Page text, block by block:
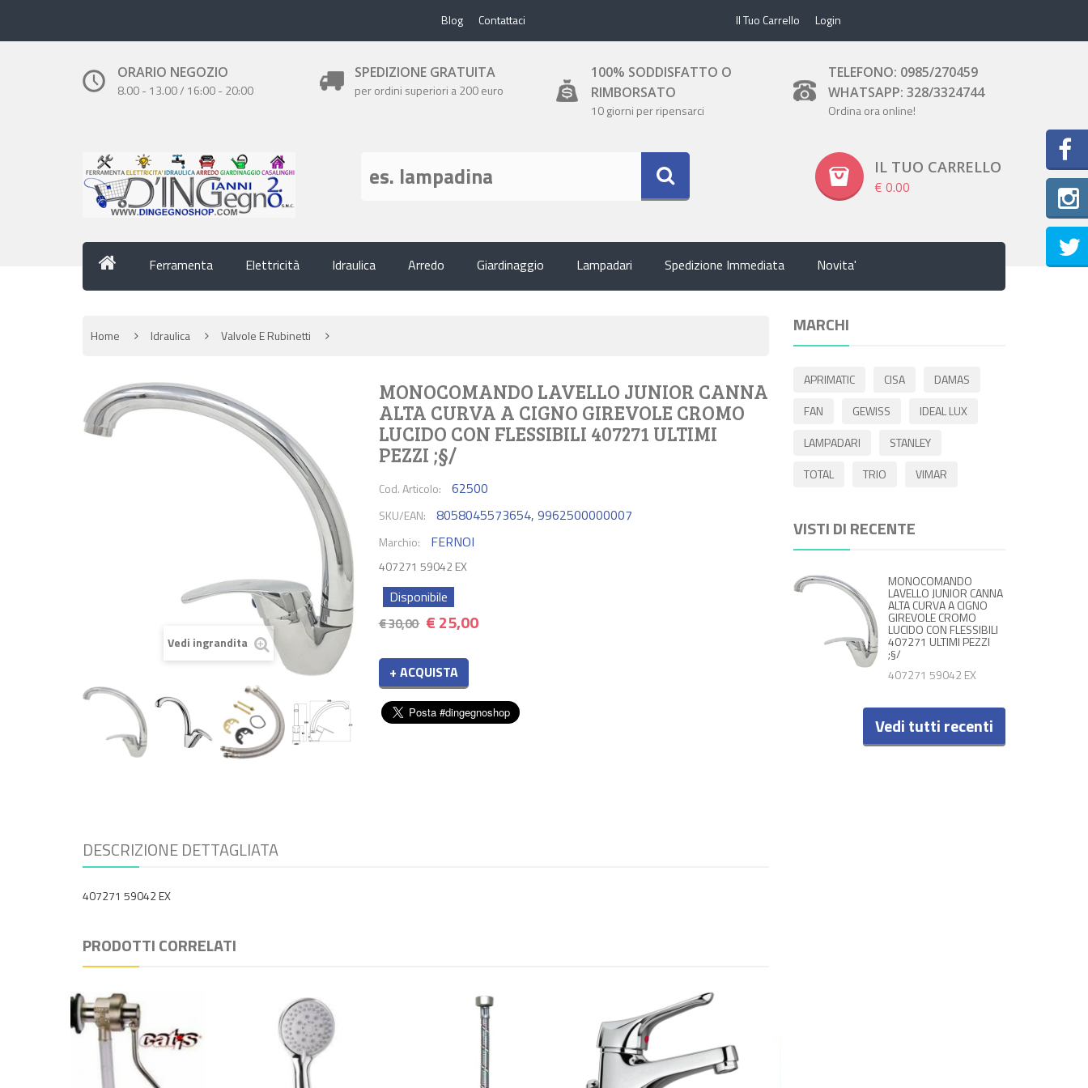
Blog Contattaci Il Tuo Carrello Login
ORARIO NEGOZIO
8.00 - 13.00 / 16:00 - 20:00
SPEDIZIONE GRATUITA
per ordini superiori a 200 euro
100% SODDISFATTO O
RIMBORSATO
10 giorni per ripensarci
TELEFONO: 0985/270459
WHATSAPP: 328/3324744
Ordina ora online!
IL TUO CARRELLO
€ 0.00
Ferramenta Elettricità Idraulica Arredo Giardinaggio Lampadari Spedizione Immediata Novita'
Home Idraulica Valvole E Rubinetti
Vedi ingrandita
MONOCOMANDO LAVELLO JUNIOR CANNA
ALTA CURVA A CIGNO GIREVOLE CROMO
LUCIDO CON FLESSIBILI 407271 ULTIMI
PEZZI ;§/
Cod. Articolo: 62500
SKU/EAN: 8058045573654, 9962500000007
Marchio: FERNOI
407271 59042 EX
Disponibile
€ 30,00 €25,00
+ ACQUISTA
DESCRIZIONE DETTAGLIATA
407271 59042 EX
PRODOTTI CORRELATI
MARCHI
APRIMATIC CISA
DAMAS
FAN
GEWISS
IDEAL LUX
LAMPADARI
STANLEY
TOTAL
TRIO VIMAR
VISTI DI RECENTE
MONOCOMANDO
LAVELLO JUNIOR CANNA
ALTA CURVA A CIGNO
GIREVOLE CROMO
LUCIDO CON FLESSIBILI
407271 ULTIMI PEZZI
;§/
407271 59042 EX
Vedi tutti recenti